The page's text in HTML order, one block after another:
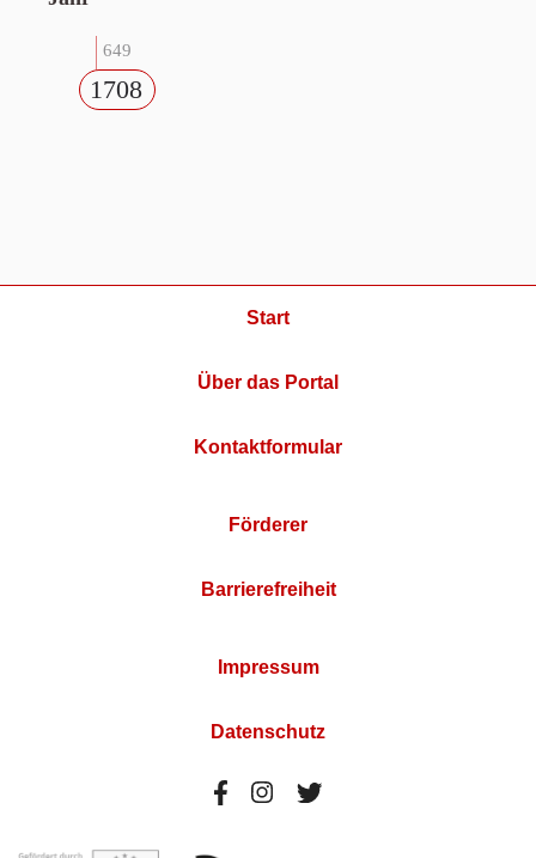
649
1708
Start
Über das Portal
Kontaktformular
Förderer
Barrierefreiheit
Impressum
Datenschutz